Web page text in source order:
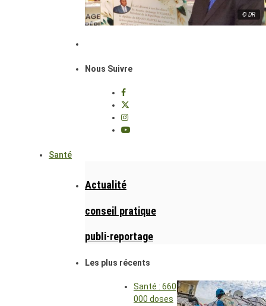
© DR
Nous Suivre
Santé
Actualité
conseil pratique
publi-reportage
Les plus récents
Santé : 660
000 doses